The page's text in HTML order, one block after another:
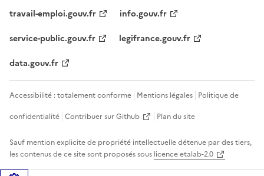
travail-emploi.gouv.fr
info.gouv.fr
service-public.gouv.fr
legifrance.gouv.fr
data.gouv.fr
Accessibilité : totalement conforme Mentions légales Politique de
confidentialité Contribuer sur Github Plan du site
Sauf mention explicite de propriété intellectuelle détenue par des tiers,
les contenus de ce site sont proposés sous licence etalab-2.0